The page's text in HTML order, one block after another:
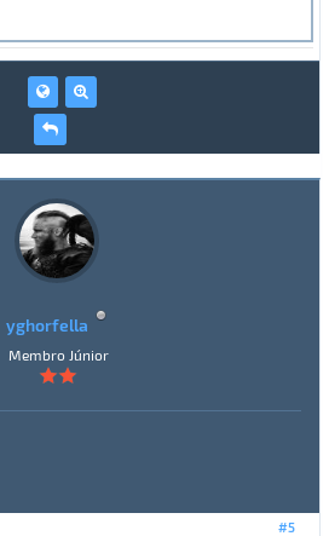
yghorfella
Membro Júnior
#5